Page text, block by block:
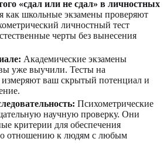
«сдал или не сдал» в личностных
как школьные экзамены проверяют
личностный тест
черты без вынесения
Академические экзамены
уже выучили. Тесты на
ваш скрытый потенциал и
Психометрические
научную проверку. Они
критерии для обеспечения
отношению к людям с любым